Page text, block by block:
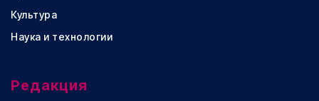
Культура
Наука и технологии
Редакция